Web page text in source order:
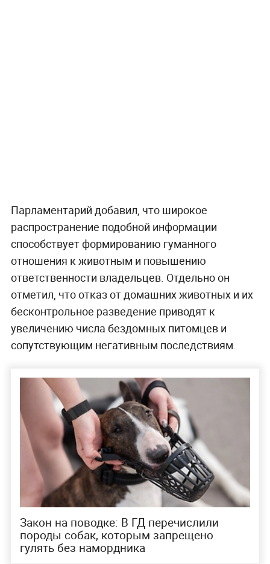
Парламентарий добавил, что широкое
распространение подобной информации
способствует формированию гуманного
отношения к животным и повышению
ответственности владельцев. Отдельно он
отметил, что отказ от домашних животных и их
бесконтрольное разведение приводят к
увеличению числа бездомных питомцев и
сопутствующим негативным последствиям.
Закон на поводке: В ГД перечислили
породы собак, которым запрещено
гулять без намордника